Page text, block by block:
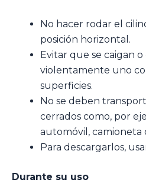
No hacer rodar el
posición horizontal.
Evitar que se caigan
violentamente uno
superficies.
No se deben
cerrados como, por
automóvil, camioneta
Para descargarlos,
Durante su uso